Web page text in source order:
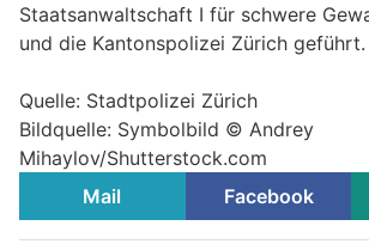
Staatsanwaltschaft I für schwere
und die Kantonspolizei Zürich geführt.
Quelle: Stadtpolizei Zürich
Bildquelle: Symbolbild © Andrey
Mihaylov/Shutterstock.com
Mail
Facebook